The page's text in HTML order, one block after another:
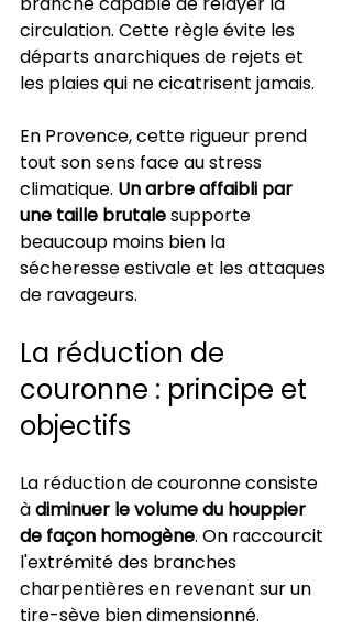
circulation. Cette règle évite les
départs anarchiques de rejets et
les plaies qui ne cicatrisent jamais.
En Provence, cette rigueur prend
tout son sens face au stress
climatique. Un arbre affaibli par
une taille brutale supporte
beaucoup moins bien la
sécheresse estivale et les attaques
de ravageurs.
La réduction de
couronne : principe et
objectifs
La réduction de couronne consiste
à diminuer le volume du houppier
de façon homogène. On raccourcit
l'extrémité des branches
charpentières en revenant sur un
tire-sève bien dimensionné.